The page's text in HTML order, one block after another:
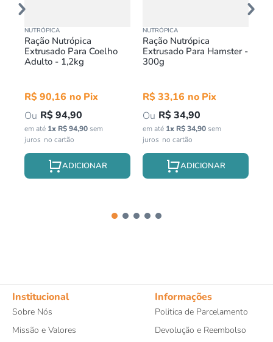
NUTRÓPICA
Ração Nutrópica
Extrusado Para Coelho
Adulto - 1,2kg
R$90,16
R$94,90
em até 1x R$94,90sem
juros
NUTRÓPICA
Ração Nutrópica
Extrusado Para Hamster -
300g
R$33,16
R$34,90
em até 1x R$34,90sem
juros
Institucional
Sobre Nós
Missão e Valores
Informações
Politica de Parcelamento
Devolução e Reembolso